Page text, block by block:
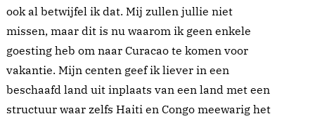
ook al betwijfel ik dat. Mij zullen jullie niet
missen, maar dit is nu waarom ik geen enkele
goesting heb om naar Curacao te komen voor
vakantie. Mijn centen geef ik liever in een
beschaafd land uit inplaats van een land met een
structuur waar zelfs Haiti en Congo meewarig het